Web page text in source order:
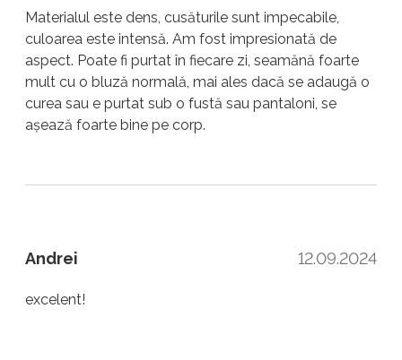
Materialul este dens, cusăturile sunt impecabile,
culoarea este intensă. Am fost impresionată de
aspect. Poate fi purtat în fiecare zi, seamănă foarte
mult cu o bluză normală, mai ales dacă se adaugă o
curea sau e purtat sub o fustă sau pantaloni, se
așează foarte bine pe corp.
Andrei 12.09.2024
excelent!